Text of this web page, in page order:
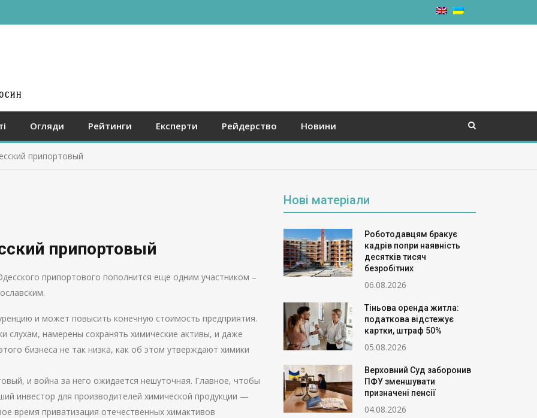
Огляди Рейтинги Експерти Рейдерство Новини
припортовый
припортовый
припортового пополнится еще одним участником –
и может повысить конечную стоимость предприятия.
слухам, намерены сохранять химические активы, и даже
бизнеса не так низка, как об этом утверждают химики
и война за него ожидается нешуточная. Главное, чтобы
инвестор для производителей химической продукции —
время приватизация отечественных химактивов
Нові матеріали
Роботодавцям бракує
кадрів попри наявність
десятків тисяч
безробітних
06.08.2026
Тіньова оренда житла:
податкова відстежує
картки, штраф 50%
05.08.2026
Верховний Суд заборонив
ПФУ зменшувати
призначені пенсії
04.08.2026